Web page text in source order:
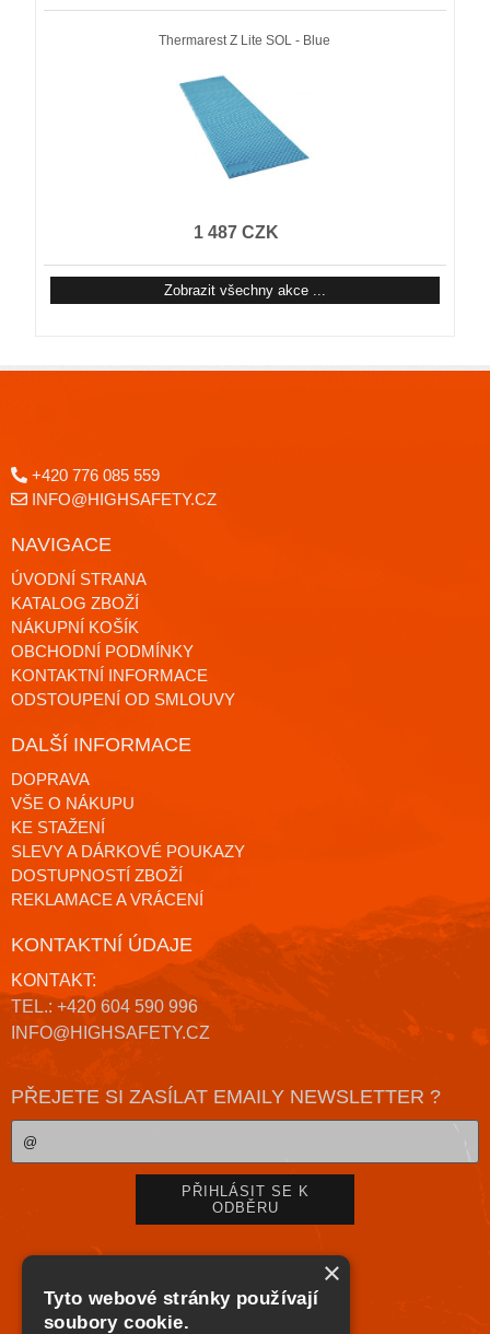
Thermarest Z Lite SOL - Blue
1 487 CZK
Zobrazit všechny akce ...
+420 776 085 559
INFO@HIGHSAFETY.CZ
NAVIGACE
ÚVODNÍ STRANA
KATALOG ZBOŽÍ
NÁKUPNÍ KOŠÍK
OBCHODNÍ PODMÍNKY
KONTAKTNÍ INFORMACE
ODSTOUPENÍ OD SMLOUVY
DALŠÍ INFORMACE
DOPRAVA
VŠE O NÁKUPU
KE STAŽENÍ
SLEVY A DÁRKOVÉ POUKAZY
DOSTUPNOSTÍ ZBOŽÍ
REKLAMACE A VRÁCENÍ
KONTAKTNÍ ÚDAJE
KONTAKT:
TEL.: +420 604 590 996
INFO@HIGHSAFETY.CZ
PŘEJETE SI ZASÍLAT EMAILY NEWSLETTER ?
×
Tyto webové stránky používají
soubory cookie.